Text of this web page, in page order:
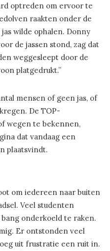
optreden om ervoor te
raakten onder de
wilde ophalen. Donny
de jassen stond, zag dat
weggesleept door de
platgedrukt.”
mensen of geen jas, of
De TOP-
wegen te bekennen,
dat vandaag een
plaatsvindt.
om iedereen naar buiten
Veel studenten
onderkoeld te raken.
Er ontstonden veel
uit frustratie een ruit in.